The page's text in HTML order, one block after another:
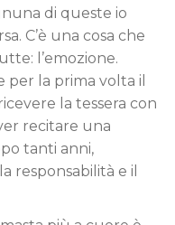
di queste io
C’è una cosa che
l’emozione.
per la prima volta il
la tessera con
recitare una
tanti anni,
responsabilità e il